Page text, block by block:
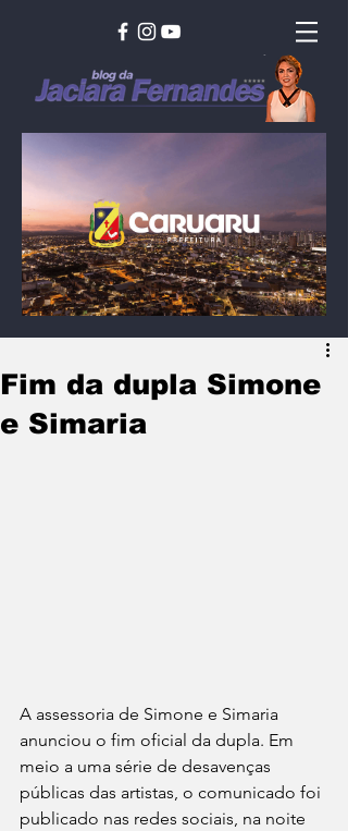
Fim da dupla Simone
e Simaria
A assessoria de Simone e Simaria
anunciou o fim oficial da dupla. Em
meio a uma série de desavenças
públicas das artistas, o comunicado foi
publicado nas redes sociais, na noite